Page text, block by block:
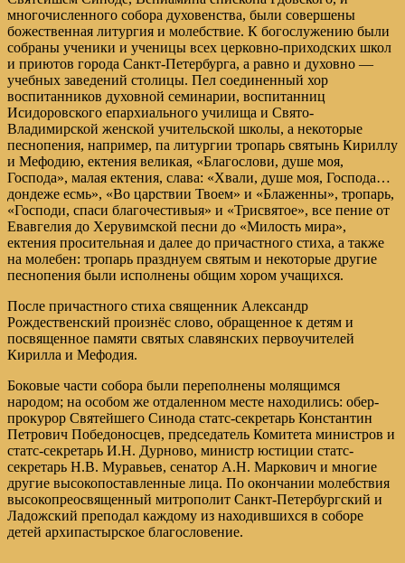
многочисленного собора духовенства, были совершены
божественная литургия и молебствие. К богослужению были
собраны ученики и ученицы всех церковно-приходских школ
и приютов города Санкт-Петербурга, а равно и духовно —
учебных заведений столицы. Пел соединенный хор
воспитанников духовной семинарии, воспитанниц
Исидоровского епархиального училища и Свято-
Владимирской женской учительской школы, а некоторые
песнопения, например, па литургии тропарь святынь Кириллу
и Мефодию, ектения великая, «Благослови, душе моя,
Господа», малая ектения, слава: «Хвали, душе моя, Господа…
дондеже есмь», «Во царствии Твоем» и «Блаженны», тропарь,
«Господи, спаси благочестивыя» и «Трисвятое», все пение от
Евавгелия до Херувимской песни до «Милость мира»,
ектения просительная и далее до причастного стиха, а также
на молебен: тропарь празднуем святым и некоторые другие
песнопения были исполнены общим хором учащихся.
После причастного стиха священник Александр
Рождественский произнёс слово, обращенное к детям и
посвященное памяти святых славянских первоучителей
Кирилла и Мефодия.
Боковые части собора были переполнены молящимся
народом; на особом же отдаленном месте находились: обер-
прокурор Святейшего Синода статс-секретарь Константин
Петрович Победоносцев, председатель Комитета министров и
статс-секретарь И.Н. Дурново, министр юстиции статс-
секретарь Н.В. Муравьев, сенатор А.Н. Маркович и многие
другие высокопоставленные лица. По окончании молебствия
высокопреосвященный митрополит Санкт-Петербургский и
Ладожский преподал каждому из находившихся в соборе
детей архипастырское благословение.